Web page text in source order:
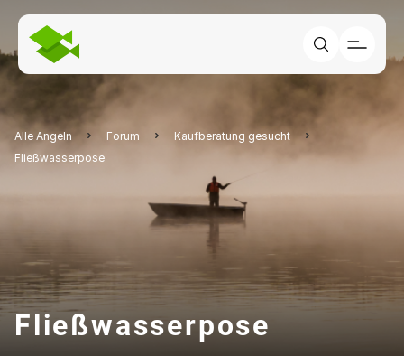
Alle Angeln Forum
Kaufberatung gesucht
Fließwasserpose
Fließwasserpose